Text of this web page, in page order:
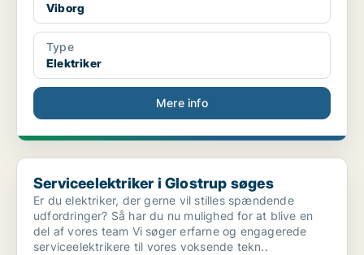
Viborg
Type
Elektriker
Mere info
Serviceelektriker i Glostrup søges
Serviceelektriker i Glostrup søges
Er du elektriker, der gerne vil stilles spændende
udfordringer? Så har du nu mulighed for at blive en
del af vores team Vi søger erfarne og engagerede
serviceelektrikere til vores voksende tekn..